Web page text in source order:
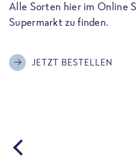
Alle Sorten hier im Online
Supermarkt zu finden.
JETZT BESTELLEN